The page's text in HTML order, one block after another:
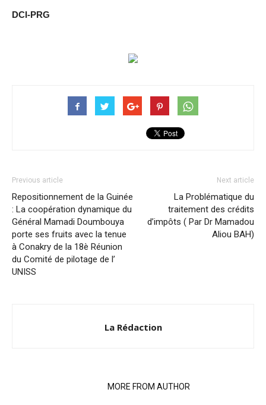
DCI-PRG
Previous article
Repositionnement de la Guinée
: La coopération dynamique du
Général Mamadi Doumbouya
porte ses fruits avec la tenue
à Conakry de la 18è Réunion
du Comité de pilotage de l’
UNISS
Next article
La Problématique du
traitement des crédits
d’impôts ( Par Dr Mamadou
Aliou BAH)
La Rédaction
MORE FROM AUTHOR